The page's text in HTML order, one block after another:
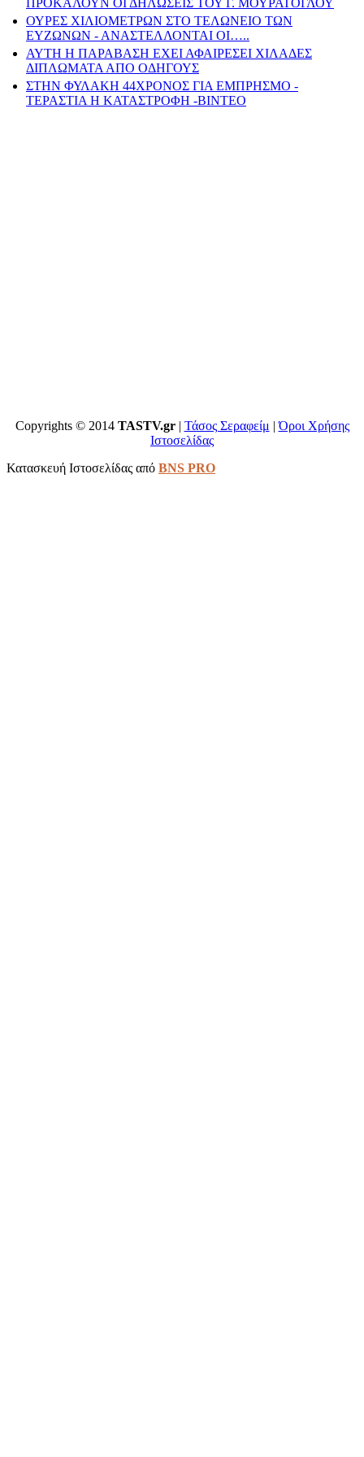
ΠΡΟΚΑΛΟΥΝ ΟΙ ΔΗΛΩΣΕΙΣ ΤΟΥ Γ. ΜΟΥΡΑΤΟΓΛΟΥ
ΟΥΡΕΣ ΧΙΛΙΟΜΕΤΡΩΝ ΣΤΟ ΤΕΛΩΝΕΙΟ ΤΩΝ
ΕΥΖΩΝΩΝ - ΑΝΑΣΤΕΛΛΟΝΤΑΙ ΟΙ…..
ΑΥΤΗ Η ΠΑΡΑΒΑΣΗ ΕΧΕΙ ΑΦΑΙΡΕΣΕΙ ΧΙΛΑΔΕΣ
ΔΙΠΛΩΜΑΤΑ ΑΠΟ ΟΔΗΓΟΥΣ
ΣΤΗΝ ΦΥΛΑΚΗ 44ΧΡΟΝΟΣ ΓΙΑ ΕΜΠΡΗΣΜΟ -
ΤΕΡΑΣΤΙΑ Η ΚΑΤΑΣΤΡΟΦΗ -ΒΙΝΤΕΟ
Copyrights © 2014 TASTV.gr| Τάσος Σεραφείμ |Όροι Χρήσης
Ιστοσελίδας
Κατασκευή Ιστοσελίδας από BNS PRO